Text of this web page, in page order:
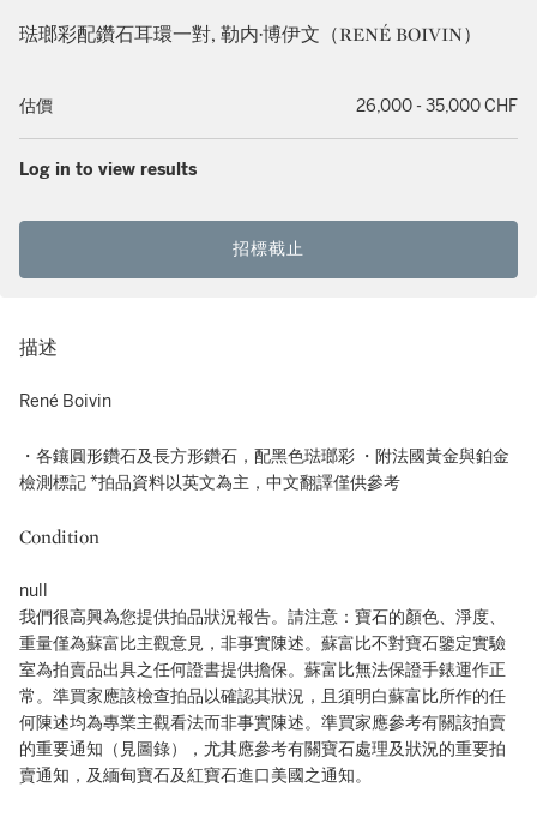
琺瑯彩配鑽石耳環一對, 勒内·博伊文（RENÉ BOIVIN）
估價 26,000 - 35,000 CHF
Log in to view results
招標截止
描述
René Boivin
・各鑲圓形鑽石及長方形鑽石，配黑色琺瑯彩 ・附法國黃金與鉑金
檢測標記 *拍品資料以英文為主，中文翻譯僅供參考
Condition
null
我們很高興為您提供拍品狀況報告。請注意：寶石的顏色、淨度、
重量僅為蘇富比主觀意見，非事實陳述。蘇富比不對寶石鑒定實驗
室為拍賣品出具之任何證書提供擔保。蘇富比無法保證手錶運作正
常。準買家應該檢查拍品以確認其狀況，且須明白蘇富比所作的任
何陳述均為專業主觀看法而非事實陳述。準買家應參考有關該拍賣
的重要通知（見圖錄），尤其應參考有關寶石處理及狀況的重要拍
賣通知，及緬甸寶石及紅寶石進口美國之通知。